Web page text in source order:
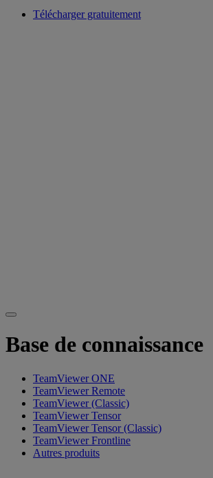
Télécharger gratuitement
Base de connaissance
TeamViewer ONE
TeamViewer Remote
TeamViewer (Classic)
TeamViewer Tensor
TeamViewer Tensor (Classic)
TeamViewer Frontline
Autres produits